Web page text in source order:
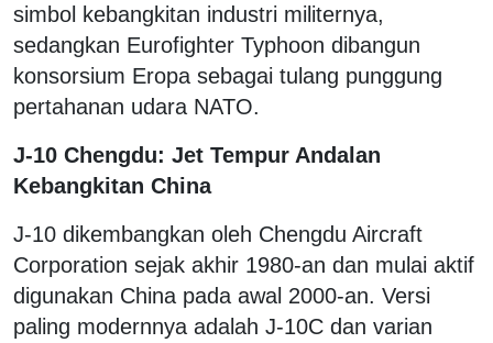
simbol kebangkitan industri militernya,
sedangkan Eurofighter Typhoon dibangun
konsorsium Eropa sebagai tulang punggung
pertahanan udara NATO.
J-10 Chengdu: Jet Tempur Andalan
Kebangkitan China
J-10 dikembangkan oleh Chengdu Aircraft
Corporation sejak akhir 1980-an dan mulai aktif
digunakan China pada awal 2000-an. Versi
paling modernnya adalah J-10C dan varian